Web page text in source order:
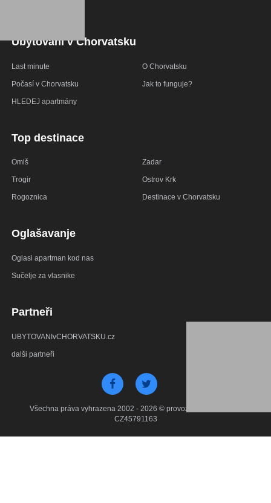
Ubytování v Chorvatsku
Last minute
Počasí v Chorvatsku
HLEDEJ apartmány
O Chorvatsku
Jak to funguje?
Top destinace
Omiš
Trogir
Rogoznica
Zadar
Ostrov Krk
Destinace v Chorvatsku
Oglašavanje
Oglasi apartman kod nas
Sučelje za vlasnike
Partneři
UBYTOVANIvCHORVATSKU.cz
dalši partneři
Všechna práva vyhrazena 2002 - 2026 © provozuje Debant s.r.o.
CZ45791163